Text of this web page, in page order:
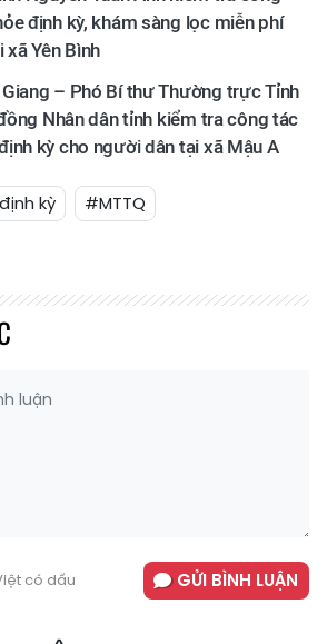
định kỳ, khám sàng lọc miễn phí
xã Yên Bình
– Phó Bí thư Thường trực Tỉnh
Nhân dân tỉnh kiểm tra công tác
kỳ cho người dân tại xã Mậu A
kỳ #MTTQ
có dấu GỬI BÌNH LUẬN